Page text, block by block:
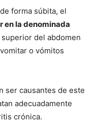
forma súbita, el
en la denominada
del abdomen
o vómitos
ser causantes de este
adecuadamente
crónica.